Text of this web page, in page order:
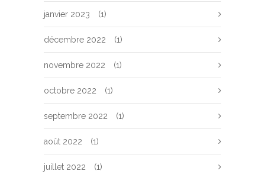
janvier 2023 (1)
décembre 2022 (1)
novembre 2022 (1)
octobre 2022 (1)
septembre 2022 (1)
août 2022 (1)
juillet 2022 (1)